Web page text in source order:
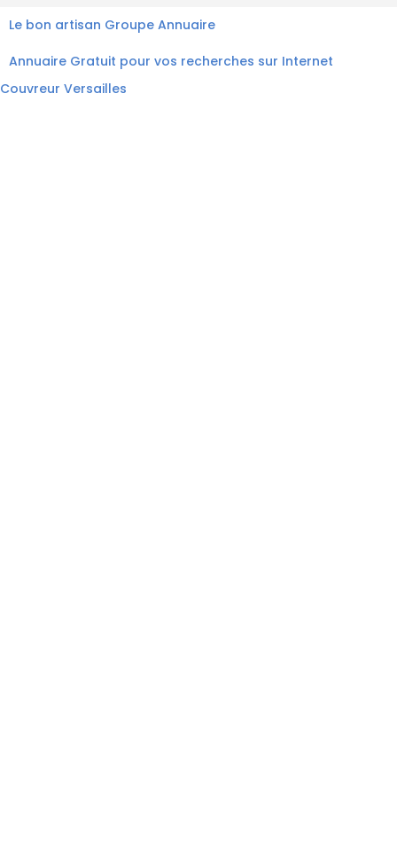
Le bon artisan Groupe Annuaire
Annuaire Gratuit pour vos recherches sur Internet
Couvreur Versailles